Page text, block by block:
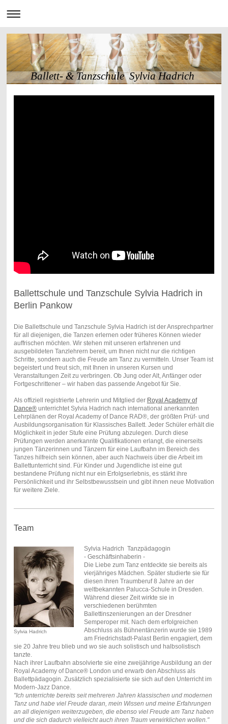
Ballett- & Tanzschule Sylvia Hadrich
Ballettschule und Tanzschule Sylvia Hadrich in
Berlin Pankow
Die Ballettschule und Tanzschule Sylvia Hadrich ist der Ansprechpartner
für all diejenigen, die Tanzen erlernen oder früheres Können wieder
auffrischen möchten. Wir stehen mit unseren erfahrenen und
ausgebildeten Tanzlehrern bereit, um Ihnen nicht nur die richtigen
Schritte, sondern auch die Freude am Tanz zu vermitteln. Unser Team ist
begeistert und freut sich, mit Ihnen in unseren Kursen und
Veranstaltungen Zeit zu verbringen. Ob Jung oder Alt, Anfänger oder
Fortgeschrittener – wir haben das passende Angebot für Sie.
Als offiziell registrierte Lehrerin und Mitglied der Royal Academy of
Dance®unterrichtet Sylvia Hadrich nach international anerkannten
Lehrplänen der Royal Academy of Dance RAD®, der größten Prüf- und
Ausbildungsorganisation für Klassisches Ballett. Jeder Schüler erhält die
Möglichkeit in jeder Stufe eine Prüfung abzulegen. Durch diese
Prüfungen werden anerkannte Qualifikationen erlangt, die einerseits
jungen Tänzerinnen und Tänzern für eine Laufbahn im Bereich des
Tanzes hilfreich sein können, aber auch Nachweis über die Arbeit im
Ballettunterricht sind. Für Kinder und Jugendliche ist eine gut
bestandene Prüfung nicht nur ein Erfolgserlebnis, es stärkt ihre
Persönlichkeit und ihr Selbstbewusstsein und gibt ihnen neue Motivation
für weitere Ziele.
Team
Sylvia Hadrich
Sylvia Hadrich Tanzpädagogin
- Geschäftsinhaberin -
Die Liebe zum Tanz entdeckte sie bereits als
vierjähriges Mädchen. Später studierte sie für
diesen ihren Traumberuf 8 Jahre an der
weltbekannten Palucca-Schule in Dresden.
Während dieser Zeit wirkte sie in
verschiedenen berühmten
Ballettinszenierungen an der Dresdner
Semperoper mit. Nach dem erfolgreichen
Abschluss als Bühnentänzerin wurde sie 1989
am Friedrichstadt-Palast Berlin engagiert, dem
sie 20 Jahre treu blieb und wo sie auch solistisch und halbsolistisch
tanzte.
Nach ihrer Laufbahn absolvierte sie eine zweijährige Ausbildung an der
Royal Academy of Dance® London und erwarb den Abschluss als
Ballettpädagogin. Zusätzlich spezialisierte sie sich auf den Unterricht im
Modern-Jazz Dance.
"Ich unterrichte bereits seit mehreren Jahren klassischen und modernen
Tanz und habe viel Freude daran, mein Wissen und meine Erfahrungen
an all diejenigen weiterzugeben, die ebenso viel Freude am Tanz haben
und die sich dadurch vielleicht auch ihren Traum verwirklichen wollen."